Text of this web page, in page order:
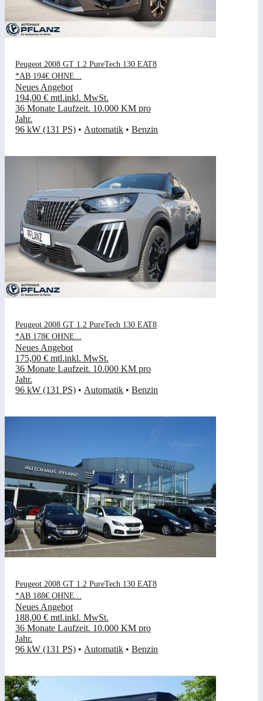
Peugeot 2008 GT 1.2 PureTech 130 EAT8
*AB 194€ OHNE...
Neues Angebot
194,00 € mtl.inkl. MwSt.
36 Monate Laufzeit. 10.000 KM pro
Jahr.
96 kW (131 PS) • Automatik • Benzin
Peugeot 2008 GT 1.2 PureTech 130 EAT8
*AB 178€ OHNE...
Neues Angebot
175,00 € mtl.inkl. MwSt.
36 Monate Laufzeit. 10.000 KM pro
Jahr.
96 kW (131 PS) • Automatik • Benzin
Peugeot 2008 GT 1.2 PureTech 130 EAT8
*AB 188€ OHNE...
Neues Angebot
188,00 € mtl.inkl. MwSt.
36 Monate Laufzeit. 10.000 KM pro
Jahr.
96 kW (131 PS) • Automatik • Benzin